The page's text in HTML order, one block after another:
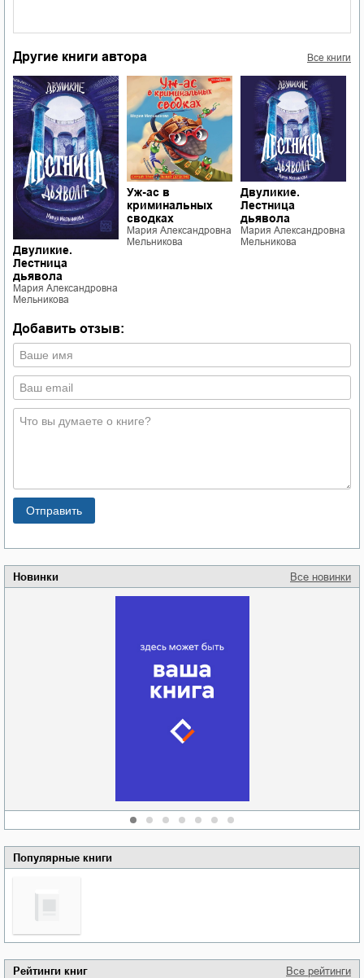
Новинки Все новинки
Популярные книги
Рейтинги книг Все рейтинги
Другие книги автора Все книги
Двуликие.
Лестница
дьявола
Мария Александровна
Мельникова
Уж-ас в
криминальных
сводках
Мария Александровна
Мельникова
Двуликие.
Лестница
дьявола
Мария Александровна
Мельникова
Добавить отзыв: